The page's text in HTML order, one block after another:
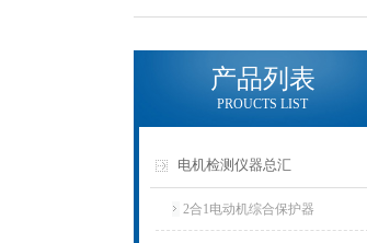
产品列表
PROUCTS LIST
电机检测仪器总汇
2合1电动机综合保护器